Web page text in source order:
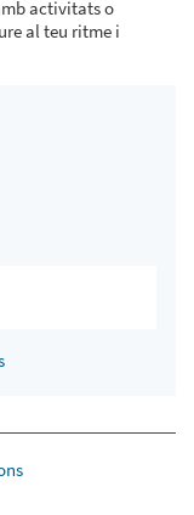
activitats o
al teu ritme i